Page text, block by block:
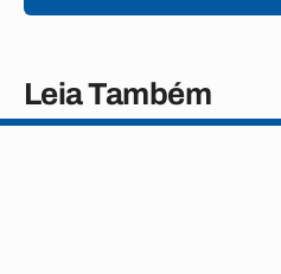
Leia Também